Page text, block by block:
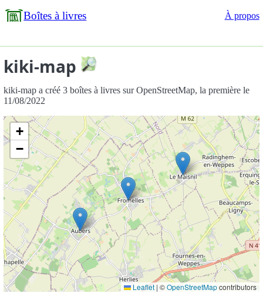
Boîtes à livres À propos
kiki-map
kiki-map a créé 3 boîtes à livres sur OpenStreetMap, la première le
11/08/2022
+
−
Leaflet | ©OpenStreetMapcontributors